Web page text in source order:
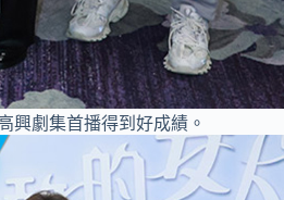
興劇集首播得到好成績。